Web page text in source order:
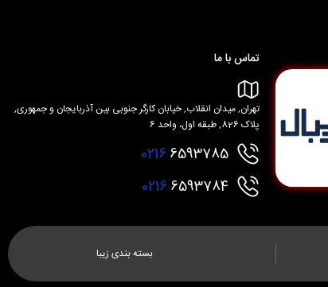
تماس با ما
تهران, میدان انقلاب, خیابان کارگر جنوبی بین آذربایجان و جمهوری,
پلاک 826, طبقه اول، واحد 6
02166593785
02166593784
بسته بندی زیبا